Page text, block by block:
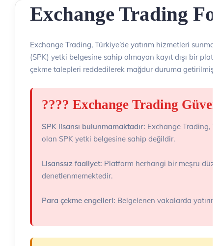
Exchange Trading
Exchange Trading, Türkiye’de yatırım hizmetleri
(SPK) yetki belgesine sahip olmayan kayıt dışı bir
çekme talepleri reddedilerek mağdur duruma
???? Exchange Trading
SPK lisansı bulunmamaktadır: Exchange Trading,
olan SPK yetki belgesine sahip değildir.
Lisanssız faaliyet: Platform herhangi bir meşru
denetlenmemektedir.
Para çekme engelleri: Belgelenen vakalarda